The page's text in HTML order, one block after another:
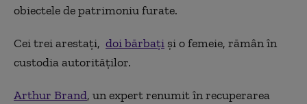
obiectele de patrimoniu furate.
Cei trei arestați, doi bărbați și o femeie, rămân în
custodia autorităților.
Arthur Brand, un expert renumit în recuperarea